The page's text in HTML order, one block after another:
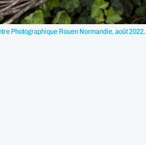
Photographique Rouen Normandie, août 2022.